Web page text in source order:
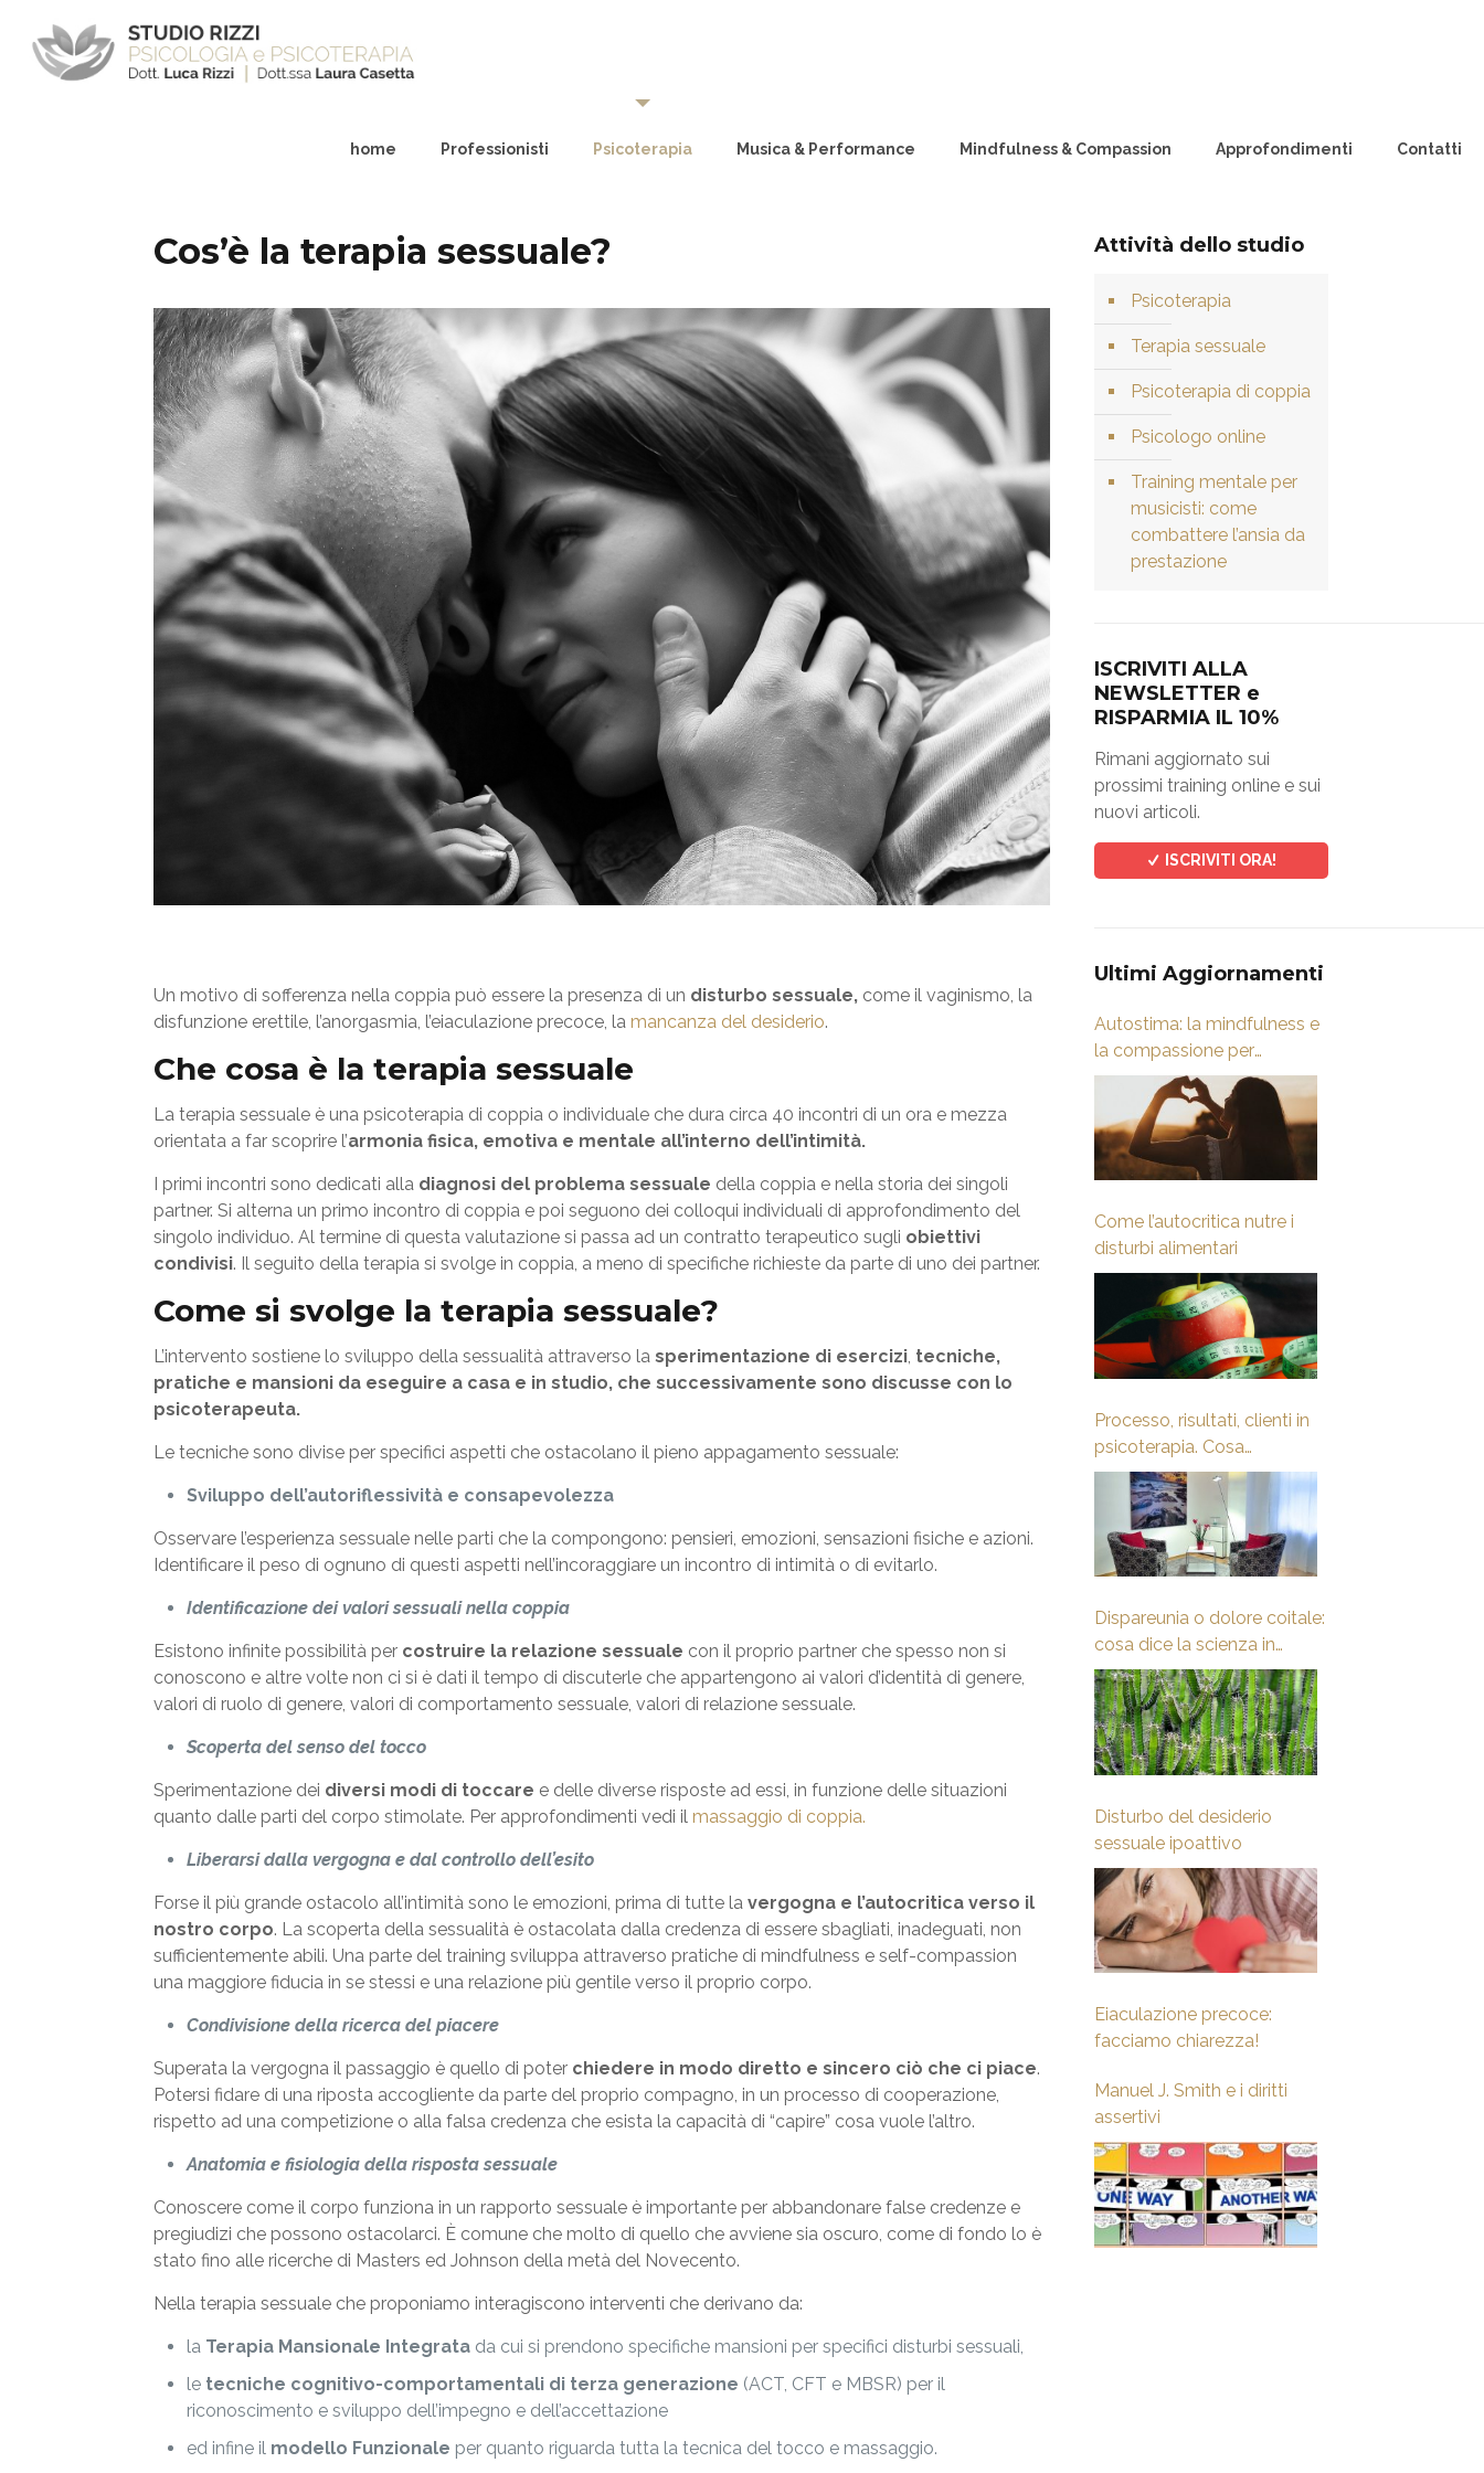
home Professionisti Psicoterapia Musica & Performance Mindfulness & Compassion Approfondimenti Contatti
Cos’è la terapia sessuale?
Un motivo di sofferenza nella coppia può essere la presenza di un disturbo sessuale, come il vaginismo, la
disfunzione erettile, l’anorgasmia, l’eiaculazione precoce, lamancanza del desiderio.
Che cosa è la terapia sessuale
La terapia sessuale è una psicoterapia di coppia o individuale che dura circa 40 incontri di un ora e mezza
orientata a far scoprire l’armonia fisica, emotiva e mentale all’interno dell’intimità.
I primi incontri sono dedicati alla diagnosi del problema sessuale della coppia e nella storia dei singoli
partner. Si alterna un primo incontro di coppia e poi seguono dei colloqui individuali di approfondimento del
singolo individuo. Al termine di questa valutazione si passa ad un contratto terapeutico sugli obiettivi
condivisi. Il seguito della terapia si svolge in coppia, a meno di specifiche richieste da parte di uno dei partner.
Come si svolge la terapia sessuale?
L’intervento sostiene lo sviluppo della sessualità attraverso lasperimentazione di esercizi, tecniche,
pratiche e mansioni da eseguire a casa e in studio, che successivamente sono discusse con lo
psicoterapeuta.
Le tecniche sono divise per specifici aspetti che ostacolano il pieno appagamento sessuale:
Sviluppo dell’autoriflessività e consapevolezza
Osservare l’esperienza sessuale nelle parti che la compongono: pensieri, emozioni, sensazioni fisiche e azioni.
Identificare il peso di ognuno di questi aspetti nell’incoraggiare un incontro di intimità o di evitarlo.
Identificazione dei valori sessuali nella coppia
Esistono infinite possibilità per costruire la relazione sessuale con il proprio partner che spesso non si
conoscono e altre volte non ci si è dati il tempo di discuterle che appartengono ai valori d’identità di genere,
valori di ruolo di genere, valori di comportamento sessuale, valori di relazione sessuale.
Scoperta del senso del tocco
Sperimentazione dei diversi modi di toccare e delle diverse risposte ad essi, in funzione delle situazioni
quanto dalle parti del corpo stimolate. Per approfondimenti vedi ilmassaggio di coppia.
Liberarsi dalla vergogna e dal controllo dell’esito
Forse il più grande ostacolo all’intimità sono le emozioni, prima di tutte lavergogna e l’autocritica verso il
nostro corpo. La scoperta della sessualità è ostacolata dalla credenza di essere sbagliati, inadeguati, non
sufficientemente abili. Una parte del training sviluppa attraverso pratiche di mindfulness e self-compassion
una maggiore fiducia in se stessi e una relazione più gentile verso il proprio corpo.
Condivisione della ricerca del piacere
Superata la vergogna il passaggio è quello di poter chiedere in modo diretto e sincero ciò che ci piace.
Potersi fidare di una riposta accogliente da parte del proprio compagno, in un processo di cooperazione,
rispetto ad una competizione o alla falsa credenza che esista la capacità di “capire” cosa vuole l’altro.
Anatomia e fisiologia della risposta sessuale
Conoscere come il corpo funziona in un rapporto sessuale è importante per abbandonare false credenze e
pregiudizi che possono ostacolarci. È comune che molto di quello che avviene sia oscuro, come di fondo lo è
stato fino alle ricerche di Masters ed Johnson della metà del Novecento.
Nella terapia sessuale che proponiamo interagiscono interventi che derivano da:
la Terapia Mansionale Integrata da cui si prendono specifiche mansioni per specifici disturbi sessuali,
le tecniche cognitivo-comportamentali di terza generazione (ACT, CFT e MBSR) per il
riconoscimento e sviluppo dell’impegno e dell’accettazione
ed infine il modello Funzionale per quanto riguarda tutta la tecnica del tocco e massaggio.
Attività dello studio
Psicoterapia
Terapia sessuale
Psicoterapia di coppia
Psicologo online
Training mentale per
musicisti: come
combattere l’ansia da
prestazione
ISCRIVITI ALLA
NEWSLETTER e
RISPARMIA IL 10%
Rimani aggiornato sui
prossimi training online e sui
nuovi articoli.
ISCRIVITI ORA!
Ultimi Aggiornamenti
Autostima: la mindfulness e
la compassione per
sviluppare coraggio,
gentilezza e forza
Come l’autocritica nutre i
disturbi alimentari
Processo, risultati, clienti in
psicoterapia. Cosa
guardare? Fattori Comuni di
cambiamento
Dispareunia o dolore coitale:
cosa dice la scienza in
merito?
Disturbo del desiderio
sessuale ipoattivo
Eiaculazione precoce:
facciamo chiarezza!
Manuel J. Smith e i diritti
assertivi